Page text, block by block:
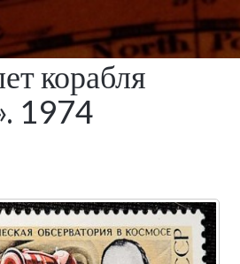
корабля
1974